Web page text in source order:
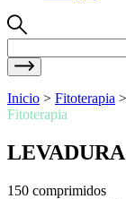
Inicio > Fitoterapia >
Fitoterapia
150 comprimidos